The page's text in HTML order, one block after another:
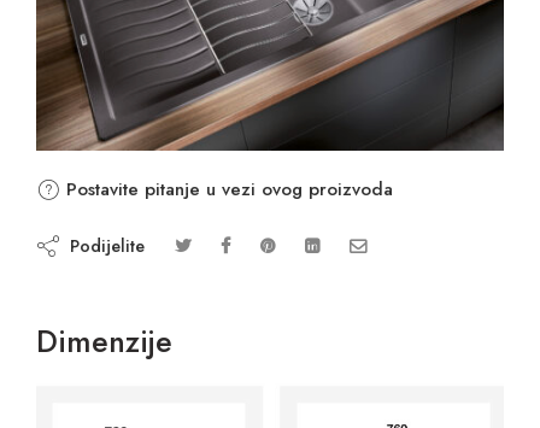
Postavite pitanje u vezi ovog proizvoda
Podijelite
Dimenzije